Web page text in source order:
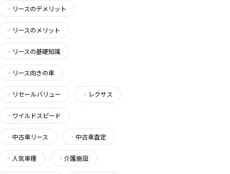
・ リースのデメリット
・ リースのメリット
・ リースの基礎知識
・ リース向きの車
・ リセールバリュー ・ レクサス
・ ワイルドスピード
・ 中古車リース ・ 中古車査定
・ 人気車種 ・ 介護施設